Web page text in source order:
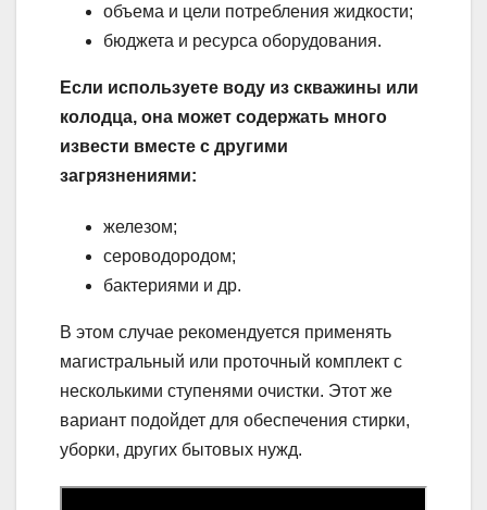
объема и цели потребления жидкости;
бюджета и ресурса оборудования.
Если используете воду из скважины или
колодца, она может содержать много
извести вместе с другими
загрязнениями:
железом;
сероводородом;
бактериями и др.
В этом случае рекомендуется применять
магистральный или проточный комплект с
несколькими ступенями очистки. Этот же
вариант подойдет для обеспечения стирки,
уборки, других бытовых нужд.